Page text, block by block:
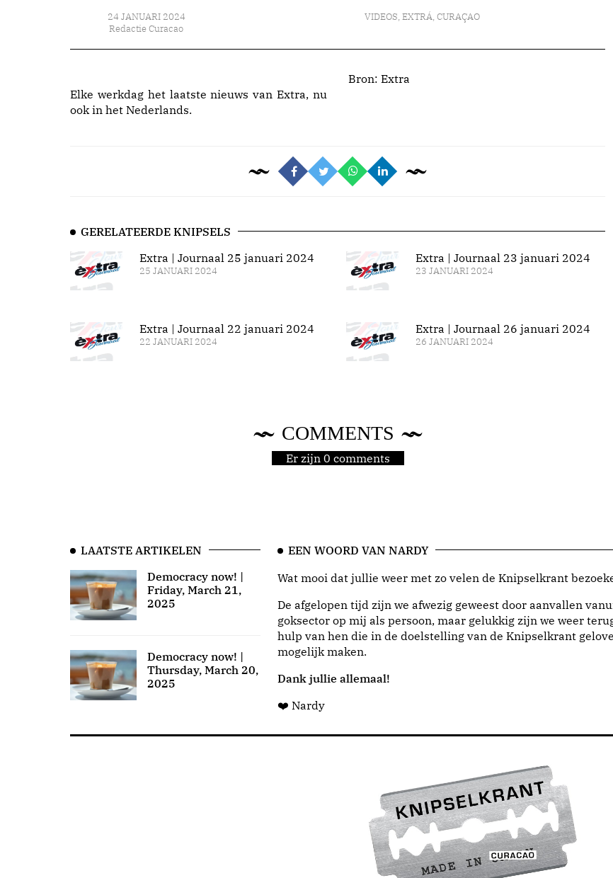
24 JANUARI 2024
Redactie Curacao
VIDEOS,EXTRÁ,CURAÇAO
Elke werkdag het laatste nieuws van Extra, nu
ook in het Nederlands.
Bron: Extra
GERELATEERDE KNIPSELS
Extra | Journaal 25 januari 2024
25 JANUARI 2024
Extra | Journaal 22 januari 2024
22 JANUARI 2024
Extra | Journaal 23 januari 2024
23 JANUARI 2024
Extra | Journaal 26 januari 2024
26 JANUARI 2024
COMMENTS
Er zijn 0 comments
LAATSTE ARTIKELEN
Democracy now! |
Friday, March 21,
2025
Democracy now! |
Thursday, March 20,
2025
EEN WOORD VAN NARDY
Wat mooi dat jullie weer met zo velen de Knipselkrant
De afgelopen tijd zijn we afwezig geweest door aanvallen
goksector op mij als persoon, maar gelukkig zijn we weer
hulp van hen die in de doelstelling van de Knipselkrant
mogelijk maken.
Dank jullie allemaal!
❤️ Nardy